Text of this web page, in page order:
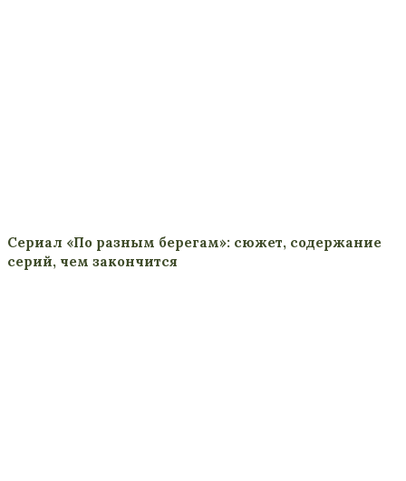
Сериал «По разным берегам»: сюжет, содержание
серий, чем закончится